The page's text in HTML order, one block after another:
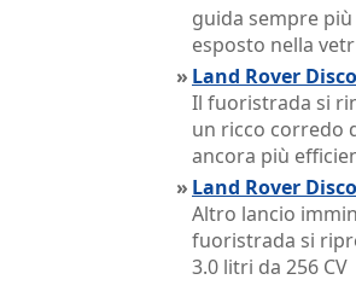
guida sempre
esposto nella
» Land Rover
Il fuoristrada si
un ricco corredo
ancora più
» Land Rover
Altro lancio
fuoristrada si
3.0 litri da 256 CV